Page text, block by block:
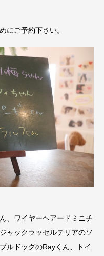
にご予約下さい。
、ワイヤーヘアードミニチ
ャックラッセルテリアのソ
ルドッグのRayくん、トイ